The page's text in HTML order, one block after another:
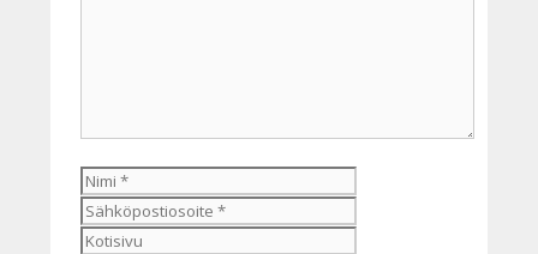
Nimi